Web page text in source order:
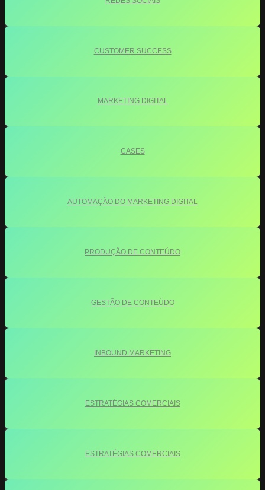
CUSTOMER SUCCESS
MARKETING DIGITAL
CASES
AUTOMAÇÃO DO MARKETING DIGITAL
PRODUÇÃO DE CONTEÚDO
GESTÃO DE CONTEÚDO
INBOUND MARKETING
ESTRATÉGIAS COMERCIAIS
ESTRATÉGIAS COMERCIAIS